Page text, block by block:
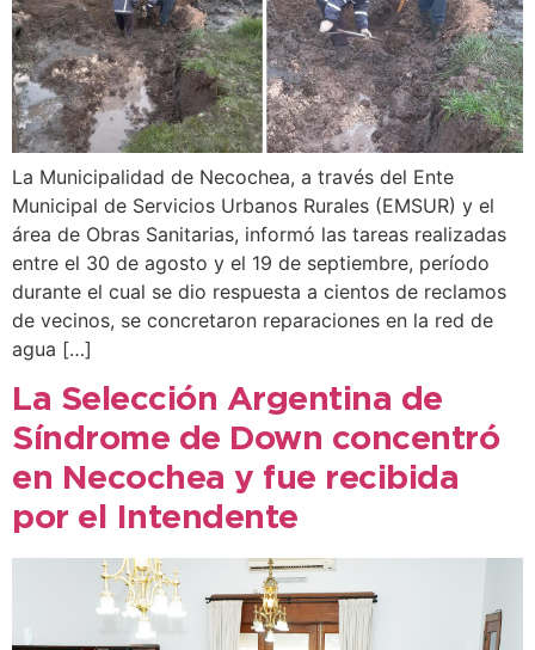
La Municipalidad de Necochea, a través del Ente
Municipal de Servicios Urbanos Rurales (EMSUR) y el
área de Obras Sanitarias, informó las tareas realizadas
entre el 30 de agosto y el 19 de septiembre, período
durante el cual se dio respuesta a cientos de reclamos
de vecinos, se concretaron reparaciones en la red de
agua […]
La Selección Argentina de
Síndrome de Down concentró
en Necochea y fue recibida
por el Intendente